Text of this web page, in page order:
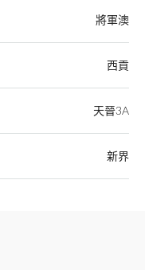
將軍澳
西貢
天晉3A
新界